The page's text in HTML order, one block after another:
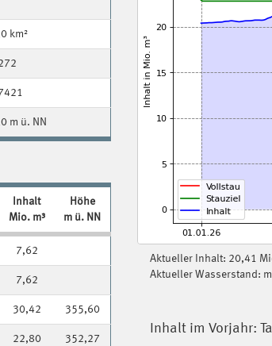
km²
m ü. NN
Inhalt
Mio. m³
Höhe
m ü. NN
7,62
7,62
30,42 355,60
22,80 352,27
Aktueller Inhalt: 20,41
Aktueller Wasserstand:
Inhalt im Vorjahr: